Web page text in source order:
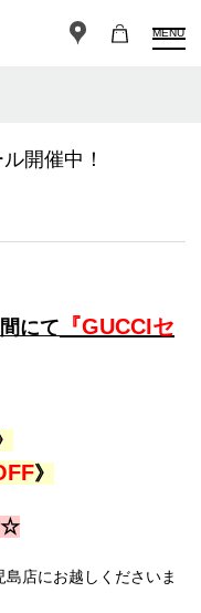
MENU
開催中！
にて 『GUCCIセ
》
☆
店にお越しくださいま